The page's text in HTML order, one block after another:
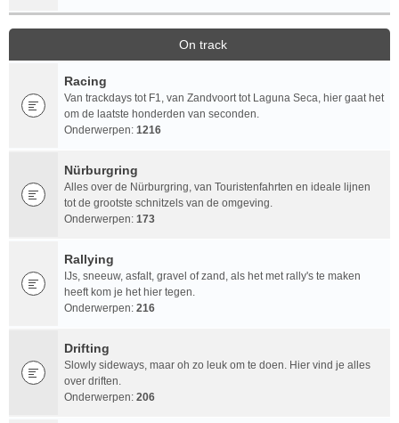
On track
Racing
Van trackdays tot F1, van Zandvoort tot Laguna Seca, hier gaat het
om de laatste honderden van seconden.
Onderwerpen: 1216
Nürburgring
Alles over de Nürburgring, van Touristenfahrten en ideale lijnen
tot de grootste schnitzels van de omgeving.
Onderwerpen: 173
Rallying
IJs, sneeuw, asfalt, gravel of zand, als het met rally's te maken
heeft kom je het hier tegen.
Onderwerpen: 216
Drifting
Slowly sideways, maar oh zo leuk om te doen. Hier vind je alles
over driften.
Onderwerpen: 206